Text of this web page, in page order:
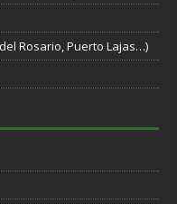
Rosario, Puerto Lajas…)